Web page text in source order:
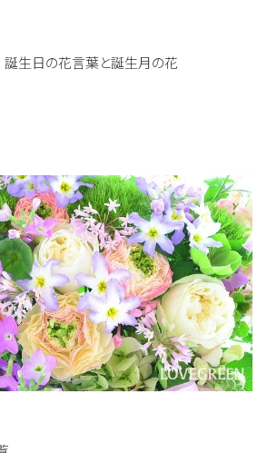
生日の花言葉と誕生月の花